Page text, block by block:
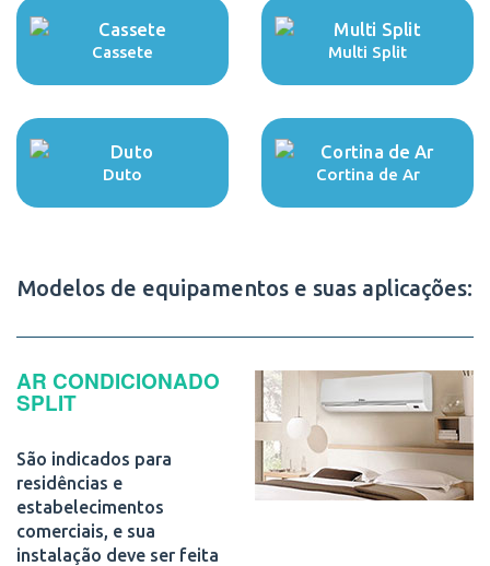
Cassete Multi Split
Duto Cortina de Ar
Modelos de equipamentos e suas aplicações:
AR CONDICIONADO
SPLIT
São indicados para
residências e
estabelecimentos
comerciais, e sua
instalação deve ser feita